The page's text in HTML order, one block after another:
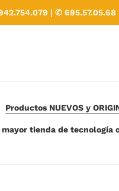
| ✆ 695.57.05.68
Productos NUEVOS y
mayor tienda de tecnología